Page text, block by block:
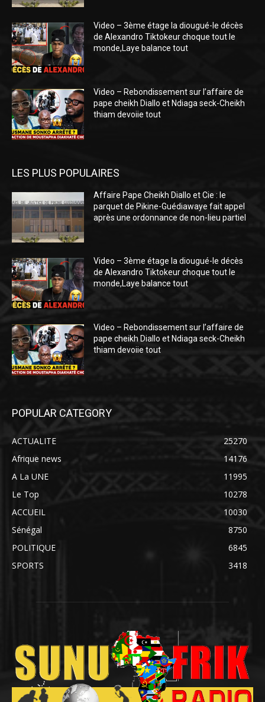
Video – 3ème étage la diougué-le décès
de Alexandro Tiktokeur choque tout le
monde,Laye balance tout
Video – Rebondissement sur l’affaire de
pape cheikh Diallo et Ndiaga seck-Cheikh
thiam devoiie tout
LES PLUS POPULAIRES
Affaire Pape Cheikh Diallo et Cie : le
parquet de Pikine-Guédiawaye fait appel
après une ordonnance de non-lieu partiel
Video – 3ème étage la diougué-le décès
de Alexandro Tiktokeur choque tout le
monde,Laye balance tout
Video – Rebondissement sur l’affaire de
pape cheikh Diallo et Ndiaga seck-Cheikh
thiam devoiie tout
POPULAR CATEGORY
ACTUALITE
25270
Afrique news
14176
A La UNE
11995
Le Top
10278
ACCUEIL
10030
Sénégal
8750
POLITIQUE
6845
SPORTS
3418